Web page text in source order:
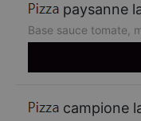
paysanne
Base sauce tomate,
campione